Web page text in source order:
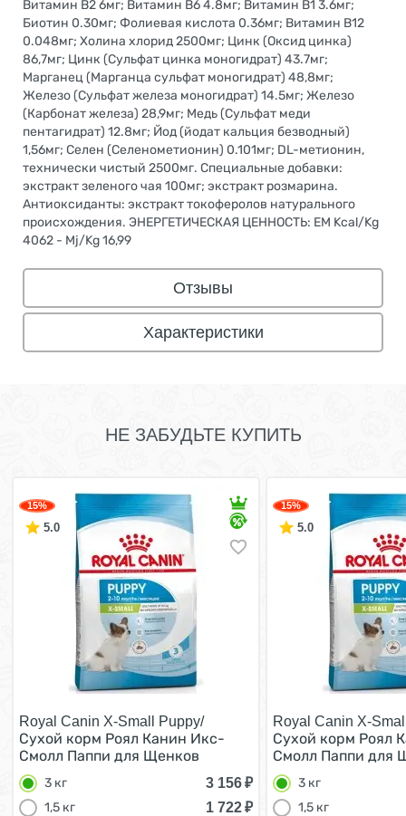
Витамин B2 6мг; Витамин B6 4.8мг; Витамин B1 3.6мг;
Биотин 0.30мг; Фолиевая кислота 0.36мг; Витамин B12
0.048мг; Холина хлорид 2500мг; Цинк (Оксид цинка)
86,7мг; Цинк (Сульфат цинка моногидрат) 43.7мг;
Марганец (Марганца сульфат моногидрат) 48,8мг;
Железо (Сульфат железа моногидрат) 14.5мг; Железо
(Карбонат железа) 28,9мг; Медь (Сульфат меди
пентагидрат) 12.8мг; Йод (йодат кальция безводный)
1,56мг; Селен (Селенометионин) 0.101мг; DL-метионин,
технически чистый 2500мг. Специальные добавки:
экстракт зеленого чая 100мг; экстракт розмарина.
Антиоксиданты: экстракт токоферолов натурального
происхождения. ЭНЕРГЕТИЧЕСКАЯ ЦЕННОСТЬ: EM Kcal/Kg
4062 - Mj/Kg 16,99
Отзывы
Характеристики
НЕ ЗАБУДЬТЕ КУПИТЬ
15%
5.0
Royal Canin X-Small Puppy/
Сухой корм Роял Канин Икс-
Смолл Паппи для Щенков
мелких пород 3 кг
3 кг 3 156₽
1,5 кг
1 722₽
15%
5.0
Royal Canin X-
Сухой корм Роял
Смолл Паппи для
мелких пород 3 кг
3 кг
1,5 кг